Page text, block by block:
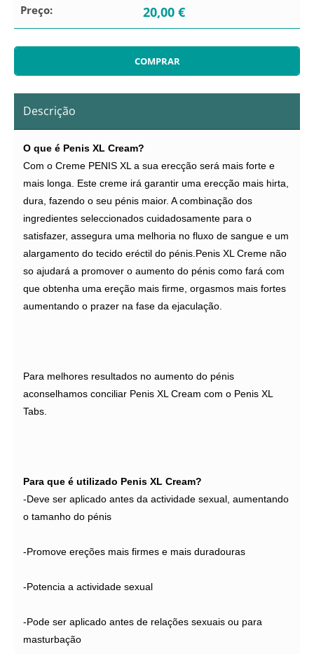
Preço: 20,00 €
Descrição
O que é Penis XL Cream?
Com o Creme PENIS XL a sua erecção será mais forte e
mais longa. Este creme irá garantir uma erecção mais hirta,
dura, fazendo o seu pénis maior. A combinação dos
ingredientes seleccionados cuidadosamente para o
satisfazer, assegura uma melhoria no fluxo de sangue e um
alargamento do tecido eréctil do pénis.Penis XL Creme não
so ajudará a promover o aumento do pénis como fará com
que obtenha uma ereção mais firme, orgasmos mais fortes
aumentando o prazer na fase da ejaculação.
Para melhores resultados no aumento do pénis
aconselhamos conciliar Penis XL Cream com o Penis XL
Tabs.
Para que é utilizado Penis XL Cream?
-Deve ser aplicado antes da actividade sexual, aumentando
o tamanho do pénis
-Promove ereções mais firmes e mais duradouras
-Potencia a actividade sexual
-Pode ser aplicado antes de relações sexuais ou para
masturbação